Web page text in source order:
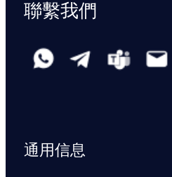
聯繫我們
通用信息